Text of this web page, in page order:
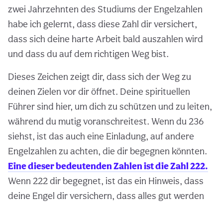
zwei Jahrzehnten des Studiums der Engelzahlen
habe ich gelernt, dass diese Zahl dir versichert,
dass sich deine harte Arbeit bald auszahlen wird
und dass du auf dem richtigen Weg bist.
Dieses Zeichen zeigt dir, dass sich der Weg zu
deinen Zielen vor dir öffnet. Deine spirituellen
Führer sind hier, um dich zu schützen und zu leiten,
während du mutig voranschreitest. Wenn du 236
siehst, ist das auch eine Einladung, auf andere
Engelzahlen zu achten, die dir begegnen könnten.
Eine dieser bedeutenden Zahlen ist die Zahl 222.
Wenn 222 dir begegnet, ist das ein Hinweis, dass
deine Engel dir versichern, dass alles gut werden